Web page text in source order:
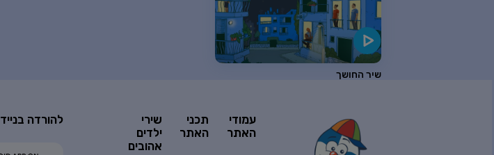
שם מעבר לקשת
שיר החושך
עמודי
האתר
תכני
האתר
שירי
ילדים
אהובים
להורדה בנייד